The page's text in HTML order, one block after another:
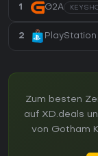
1 G2A
2
Zum besten
auf XD.deals
von Gotham